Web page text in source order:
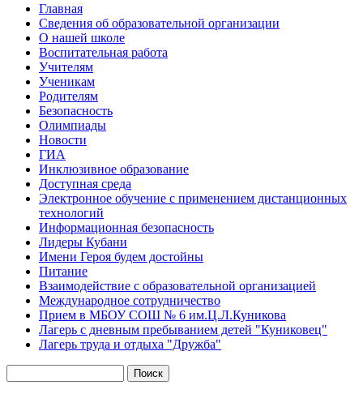
Главная
Сведения об образовательной организации
О нашей школе
Воспитательная работа
Учителям
Ученикам
Родителям
Безопасность
Олимпиады
Новости
ГИА
Инклюзивное образование
Доступная среда
Электронное обучение с применением дистанционных
технологий
Информационная безопасность
Лидеры Кубани
Имени Героя будем достойны
Питание
Взаимодействие с образовательной организацией
Международное сотрудничество
Прием в МБОУ СОШ № 6 им.Ц.Л.Куникова
Лагерь с дневным пребыванием детей "Куниковец"
Лагерь труда и отдыха "Дружба"